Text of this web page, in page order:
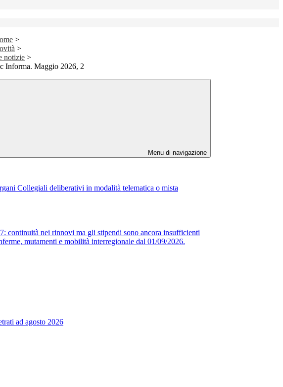
>
>
notizie >
Informa. Maggio 2026, 2
Menu di navigazione
Collegiali deliberativi in modalità telematica o mista
continuità nei rinnovi ma gli stipendi sono ancora insufficienti
mutamenti e mobilità interregionale dal 01/09/2026.
ad agosto 2026